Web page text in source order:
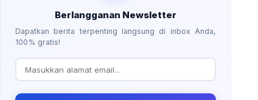
Berlangganan Newsletter
Dapatkan berita terpenting langsung di inbox Anda,
100% gratis!